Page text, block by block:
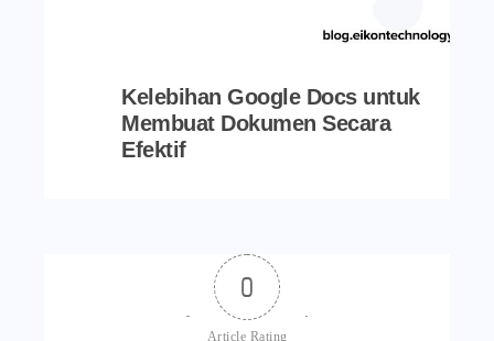
Kelebihan Google Docs untuk
Membuat Dokumen Secara
Efektif
0
Article Rating